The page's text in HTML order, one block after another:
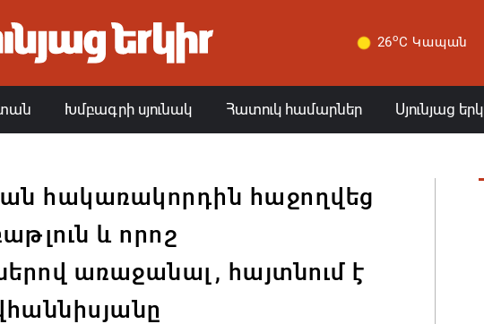
26oC Կապան
Խմբագրի սյունակ Հատուկ համարներ Սյունյաց
հակառակորդին հաջողվեց
և որոշ
առաջանալ, հայտնում է